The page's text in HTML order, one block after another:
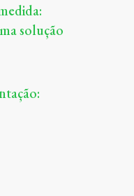
solução